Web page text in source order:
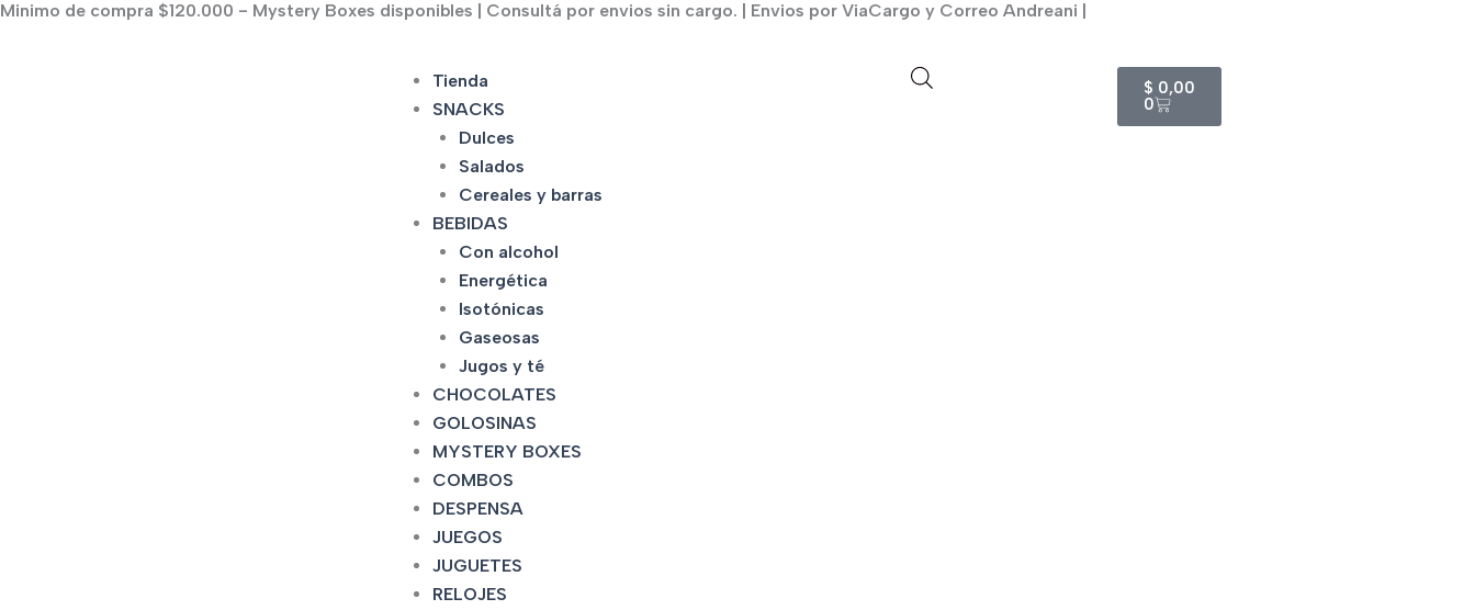
Ir
Minimo de compra $120.000 - Mystery Boxes disponibles | Consultá por envios sin cargo. | Envios por ViaCargo y Correo Andreani |
Tienda
SNACKS
Dulces
Salados
Cereales y barras
BEBIDAS
Con alcohol
Energética
Isotónicas
Gaseosas
Jugos y té
CHOCOLATES
GOLOSINAS
MYSTERY BOXES
COMBOS
DESPENSA
JUEGOS
JUGUETES
RELOJES
$ 0,00
0
Cart